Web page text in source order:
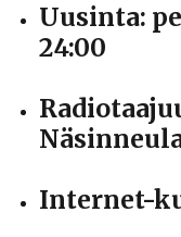
Uusinta:
24:00
Internet-